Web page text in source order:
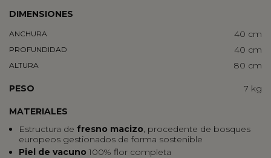
DIMENSIONES
ANCHURA 40 cm
PROFUNDIDAD 40 cm
ALTURA 80 cm
PESO 7 kg
MATERIALES
Estructura de fresno macizo, procedente de bosques
europeos gestionados de forma sostenible
Piel de vacuno 100% flor completa